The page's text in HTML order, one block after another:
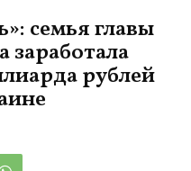
семья главы
заработала
рублей